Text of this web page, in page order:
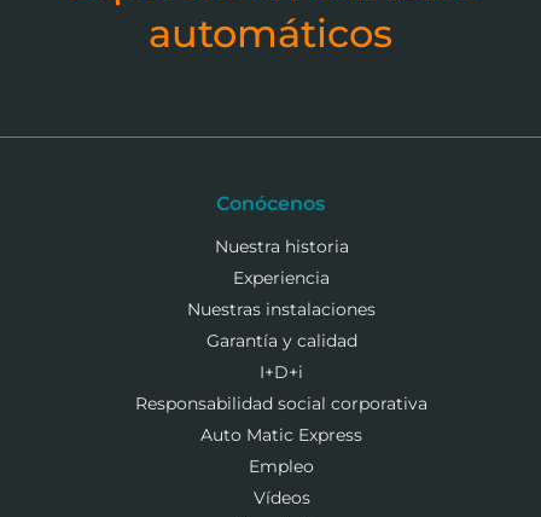
automáticos
Conócenos
Nuestra historia
Experiencia
Nuestras instalaciones
Garantía y calidad
I+D+i
Responsabilidad social corporativa
Auto Matic Express
Empleo
Vídeos